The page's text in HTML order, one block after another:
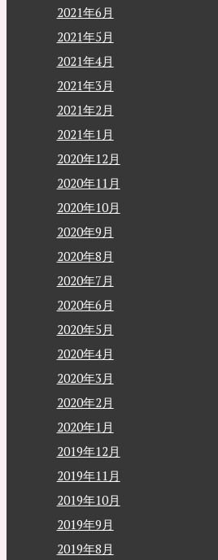
2021年6月
2021年5月
2021年4月
2021年3月
2021年2月
2021年1月
2020年12月
2020年11月
2020年10月
2020年9月
2020年8月
2020年7月
2020年6月
2020年5月
2020年4月
2020年3月
2020年2月
2020年1月
2019年12月
2019年11月
2019年10月
2019年9月
2019年8月